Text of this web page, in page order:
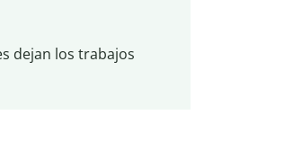
dejan los trabajos